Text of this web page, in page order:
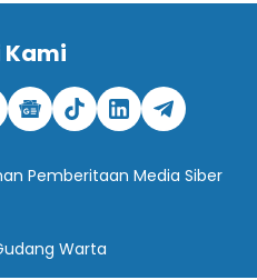
Pemberitaan Media Siber
Warta